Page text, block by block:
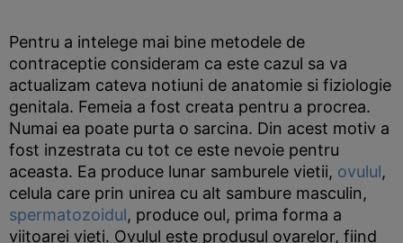
Pentru a intelege mai bine metodele de
contraceptie consideram ca este cazul sa va
actualizam cateva notiuni de anatomie si fiziologie
genitala. Femeia a fost creata pentru a procrea.
Numai ea poate purta o sarcina. Din acest motiv a
fost inzestrata cu tot ce este nevoie pentru
aceasta. Ea produce lunar samburele vietii, ovulul,
celula care prin unirea cu alt sambure masculin,
spermatozoidul, produce oul, prima forma a
viitoarei vieti. Ovulul este produsul ovarelor, fiind